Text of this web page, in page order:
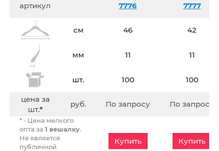
артикул 7776 7777
см 46 42
мм 11 11
шт. 100 100
цена за
шт.*
руб. По запросу По запросу
* - Цена мелкого
опта за 1 вешалку.
Не является
публичной
Купить Купить